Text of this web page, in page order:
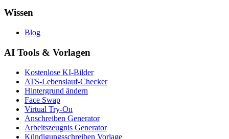
Wissen
Blog
AI Tools & Vorlagen
Kostenlose KI-Bilder
ATS-Lebenslauf-Checker
Hintergrund ändern
Face Swap
Virtual Try-On
Anschreiben Generator
Arbeitszeugnis Generator
Kündigungsschreiben Vorlage